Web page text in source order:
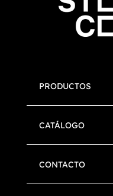
PRODUCTOS
CATÁLOGO
CONTACTO